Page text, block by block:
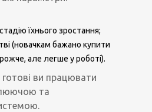
їхнього зростання;
(новачкам бажано купити
але легше у роботі).
ви працювати
та